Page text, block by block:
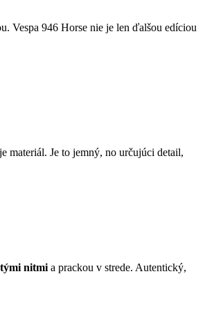
Vespa 946 Horse nie je len ďalšou edíciou
materiál. Je to jemný, no určujúci detail,
nitmi a prackou v strede. Autentický,